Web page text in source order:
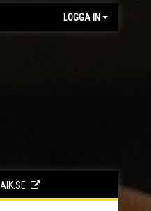
LOGGA IN
AIK.SE